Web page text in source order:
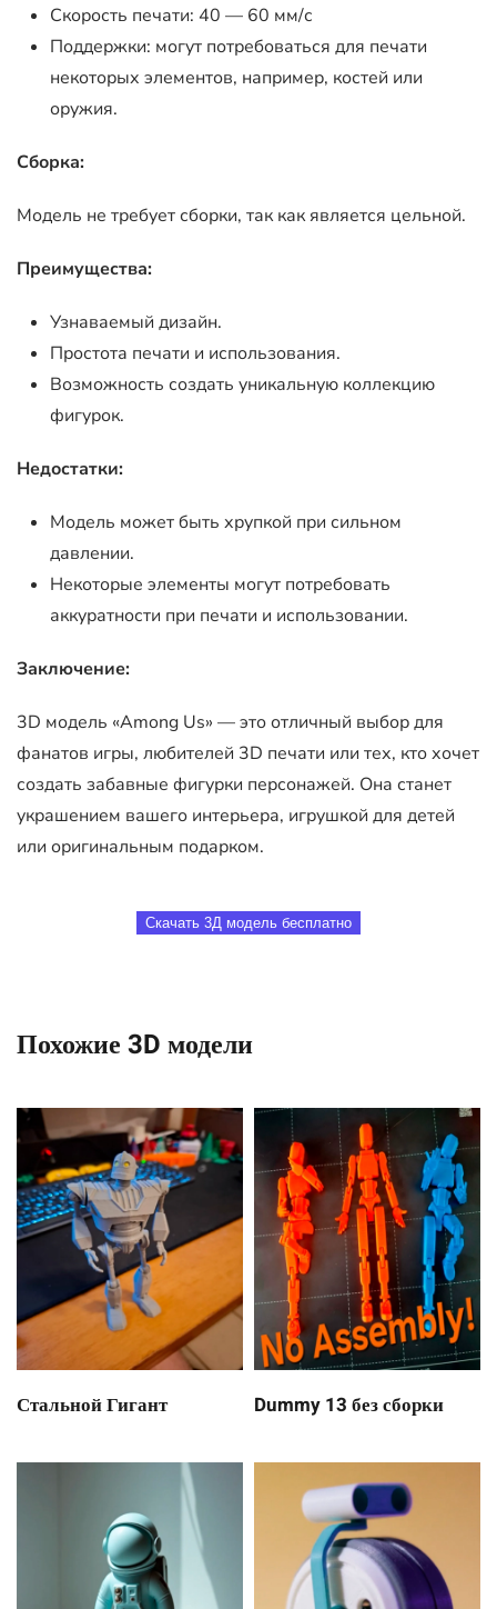
Скорость печати: 40 — 60 мм/с
Поддержки: могут потребоваться для печати
некоторых элементов, например, костей или
оружия.
Сборка:
Модель не требует сборки, так как является цельной.
Преимущества:
Узнаваемый дизайн.
Простота печати и использования.
Возможность создать уникальную коллекцию
фигурок.
Недостатки:
Модель может быть хрупкой при сильном
давлении.
Некоторые элементы могут потребовать
аккуратности при печати и использовании.
Заключение:
3D модель «Among Us» — это отличный выбор для
фанатов игры, любителей 3D печати или тех, кто хочет
создать забавные фигурки персонажей. Она станет
украшением вашего интерьера, игрушкой для детей
или оригинальным подарком.
Скачать 3Д модель бесплатно
Похожие 3D модели
Стальной Гигант Dummy 13 без сборки